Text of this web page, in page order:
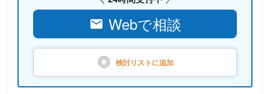
Webで相談
検討リストに追加